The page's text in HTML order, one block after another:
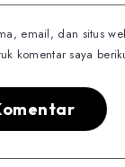
email, dan situs
komentar saya